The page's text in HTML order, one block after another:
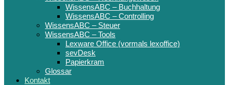
WissensABC – Buchhaltung
WissensABC – Controlling
WissensABC – Steuer
WissensABC – Tools
Lexware Office (vormals lexoffice)
sevDesk
Papierkram
Glossar
Kontakt